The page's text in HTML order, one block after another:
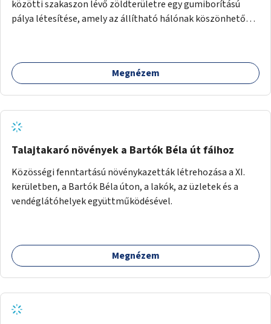
közötti szakaszon lévő zöldterületre egy gumiborítású
pálya létesítése, amely az állítható hálónak köszönhetően
Megnézem
Talajtakaró növények a Bartók Béla út fáihoz
Közösségi fenntartású növénykazetták létrehozása a XI.
kerületben, a Bartók Béla úton, a lakók, az üzletek és a
vendéglátóhelyek együttműködésével.
Megnézem